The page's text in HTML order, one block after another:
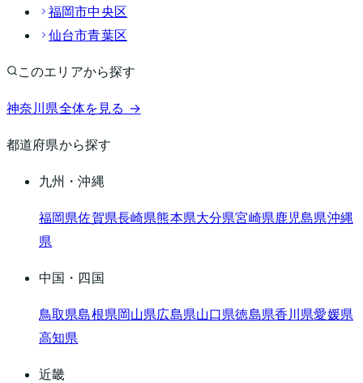
福岡市中央区
仙台市青葉区
このエリアから探す
神奈川県全体を見る →
都道府県から探す
九州・沖縄
福岡県佐賀県長崎県熊本県大分県宮崎県鹿児島県沖縄
県
中国・四国
鳥取県島根県岡山県広島県山口県徳島県香川県愛媛県
高知県
近畿